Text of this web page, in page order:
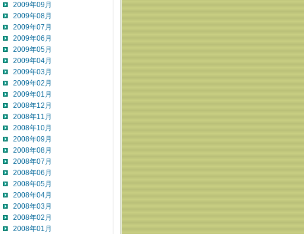
2009年09月
2009年08月
2009年07月
2009年06月
2009年05月
2009年04月
2009年03月
2009年02月
2009年01月
2008年12月
2008年11月
2008年10月
2008年09月
2008年08月
2008年07月
2008年06月
2008年05月
2008年04月
2008年03月
2008年02月
2008年01月